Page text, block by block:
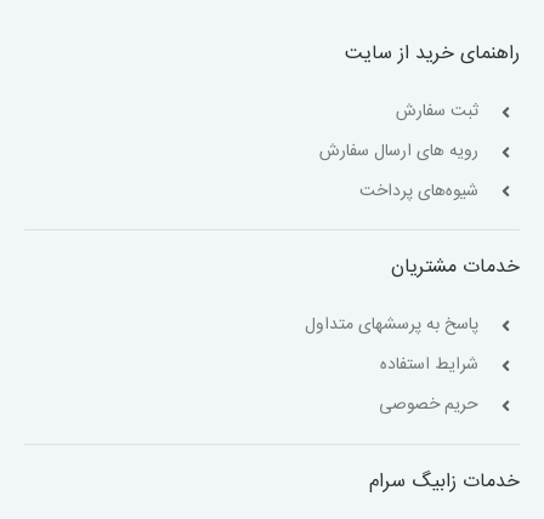
راهنمای خرید از سایت
ثبت سفارش
رویه های ارسال سفارش
شیوه‌های پرداخت
خدمات مشتریان
پاسخ به پرسشهای متداول
شرایط استفاده
حریم خصوصی
خدمات زابیگ سرام